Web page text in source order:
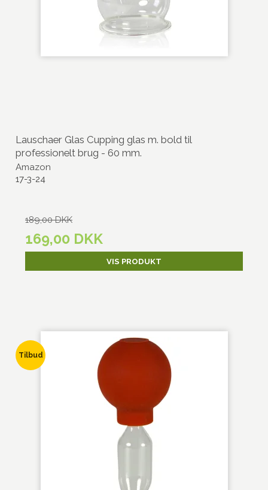
Lauschaer Glas Cupping glas m. bold til
professionelt brug - 60 mm.
Amazon
17-3-24
189,00 DKK
169,00 DKK
VIS PRODUKT
Tilbud